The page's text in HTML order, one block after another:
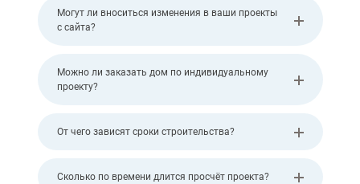
Могут ли вноситься изменения в ваши проекты
с сайта?
Можно ли заказать дом по индивидуальному
проекту?
От чего зависят сроки строительства?
Сколько по времени длится просчёт проекта?